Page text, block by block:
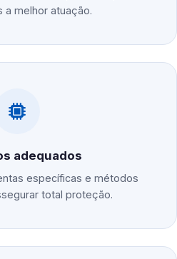
a melhor atuação.
adequados
específicas e métodos
total proteção.